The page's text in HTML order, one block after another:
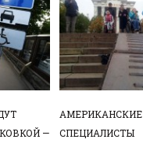
—
АМЕРИКАНСКИЕ
СПЕЦИАЛИСТЫ